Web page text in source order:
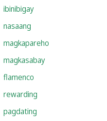
ibinibigay
nasaang
magkapareho
magkasabay
flamenco
rewarding
pagdating